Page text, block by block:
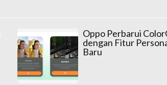
Oppo Perbarui
dengan Fitur
Baru